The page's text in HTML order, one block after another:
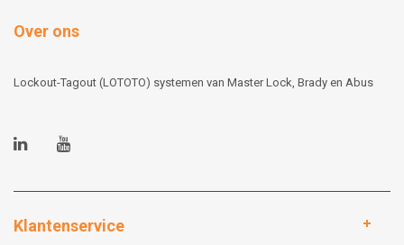
Over ons
Lockout-Tagout (LOTOTO) systemen van Master Lock, Brady en Abus
Klantenservice